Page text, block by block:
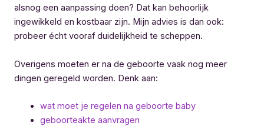
alsnog een aanpassing doen? Dat kan behoorlijk
ingewikkeld en kostbaar zijn. Mijn advies is dan ook:
probeer écht vooraf duidelijkheid te scheppen.
Overigens moeten er na de geboorte vaak nog meer
dingen geregeld worden. Denk aan:
wat moet je regelen na geboorte baby
geboorteakte aanvragen